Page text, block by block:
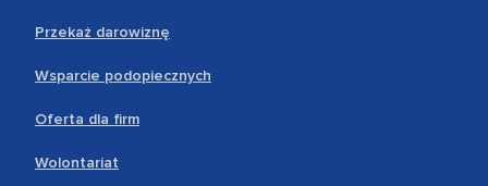
Przekaż darowiznę
Wsparcie podopiecznych
Oferta dla firm
Wolontariat